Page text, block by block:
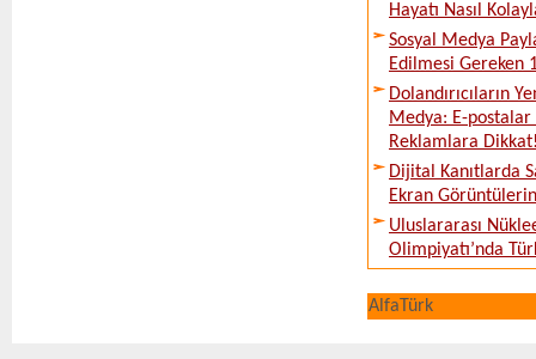
Hayatı Nasıl
Sosyal Medya
Edilmesi Gereken
Dolandırıcıların
Medya: E-postalar
Reklamlara
Dijital Kanıtlarda
Ekran
Uluslararası
Olimpiyatı’nda
AlfaTürk